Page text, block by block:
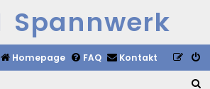
Spannwerk
Homepage FAQ Kontakt